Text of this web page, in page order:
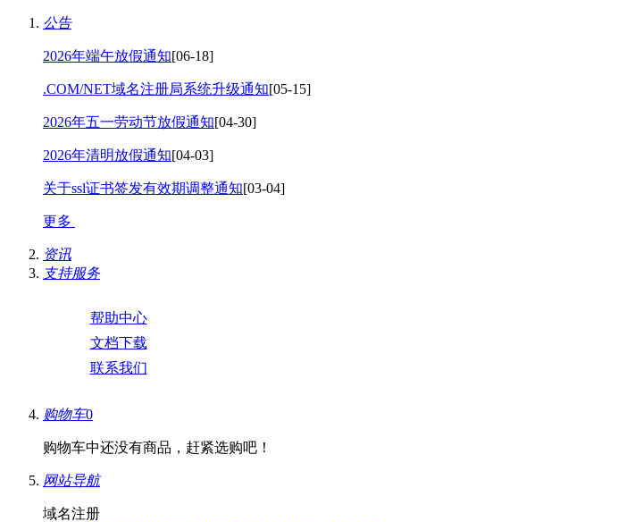
公告
2026年端午放假通知[06-18]
.COM/NET域名注册局系统升级通知[05-15]
2026年五一劳动节放假通知[04-30]
2026年清明放假通知[04-03]
关于ssl证书签发有效期调整通知[03-04]
更多
资讯
支持服务
帮助中心
文档下载
联系我们
购物车0
购物车中还没有商品，赶紧选购吧！
网站导航
域名注册